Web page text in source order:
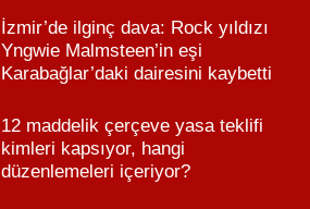
İzmir’de ilginç dava: Rock yıldızı
Yngwie Malmsteen’in eşi
Karabağlar’daki dairesini kaybetti
12 maddelik çerçeve yasa teklifi
kimleri kapsıyor, hangi
düzenlemeleri içeriyor?